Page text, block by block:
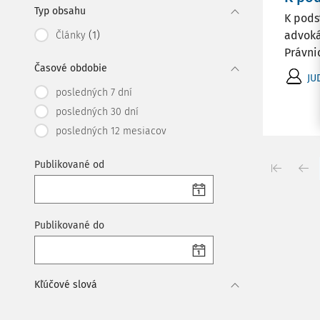
Typ obsahu
Články (1)
Časové obdobie
posledných 7 dní
posledných 30 dní
posledných 12 mesiacov
Publikované od
Publikované do
Kľúčové slová
K